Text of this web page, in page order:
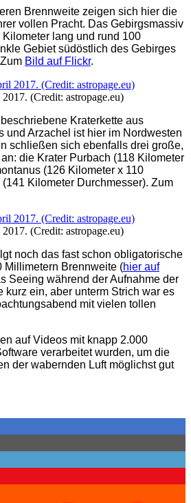
Brennweite zeigen sich hier die
vollen Pracht. Das Gebirgsmassiv
lang und rund 100
Gebiet südöstlich des Gebirges
Bild auf Flickr.
(Credit: astropage.eu)
Kraterkette aus
und Arzachel ist hier im Nordwesten
schließen sich ebenfalls drei große,
die Krater Purbach (118 Kilometer
(126 Kilometer x 110
Kilometer Durchmesser). Zum
(Credit: astropage.eu)
noch das fast schon obligatorische
Millimetern Brennweite (hier auf
Seeing während der Aufnahme der
kurz ein, aber unterm Strich war es
mit vielen tollen
auf Videos mit knapp 2.000
verarbeitet wurden, um die
der wabernden Luft möglichst gut